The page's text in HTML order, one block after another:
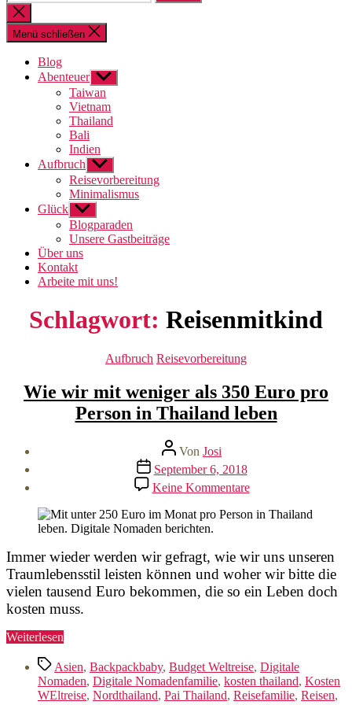
nach:
Suche
schließen
Menü schließen
Blog
Abenteuer Untermenü
anzeigen
Taiwan
Vietnam
Thailand
Bali
Indien
Aufbruch Untermenü
anzeigen
Reisevorbereitung
Minimalismus
Glück Untermenü
anzeigen
Blogparaden
Unsere Gastbeiträge
Über uns
Kontakt
Arbeite mit uns!
Schlagwort: Reisenmitkind
Kategorien
Aufbruch Reisevorbereitung
Wie wir mit weniger als 350 Euro pro
Person in Thailand leben
Beitragsautor
Von Josi
Veröffentlichungsdatum
September 6, 2018
Keine Kommentarezu
Wie
wir
als
Euro
pro
Immer wieder werden wir gefragt, wie wir uns unseren
Traumlebensstil leisten können und woher wir bitte die
vielen tausend Euro bekommen, die so ein Leben doch
kosten muss.
Weiterlesen
mit
weniger
als
Schlagwörter
Asien, Backpackbaby, Budget Weltreise, Digitale
Nomaden, Digitale Nomadenfamilie, kosten thailand, Kosten
WEltreise, Nordthailand, Pai Thailand, Reisefamilie, Reisen,